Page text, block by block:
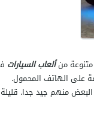
منألعاب السيارات
على الهاتف المحمول.
منهم جيد جدا. قليلة